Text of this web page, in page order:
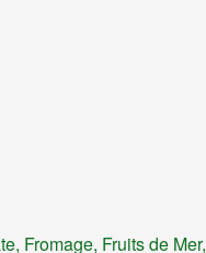
Fromage, Fruits de Mer,